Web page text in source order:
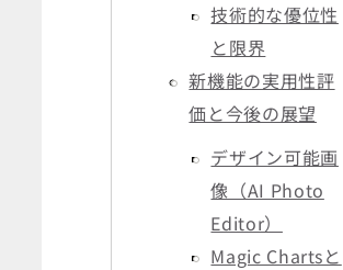
技術的な優位性
と限界
新機能の実用性評
価と今後の展望
デザイン可能画
像（AI Photo
Editor）
Magic Chartsと